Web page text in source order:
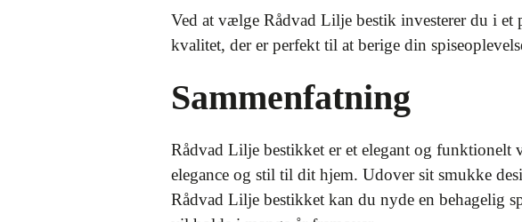
Ved at vælge Rådvad Lilje bestik investerer du i
kvalitet, der er perfekt til at berige din
Sammenfatning
Rådvad Lilje bestikket er et elegant og
elegance og stil til dit hjem. Udover sit smukke
Rådvad Lilje bestikket kan du nyde en behagelig